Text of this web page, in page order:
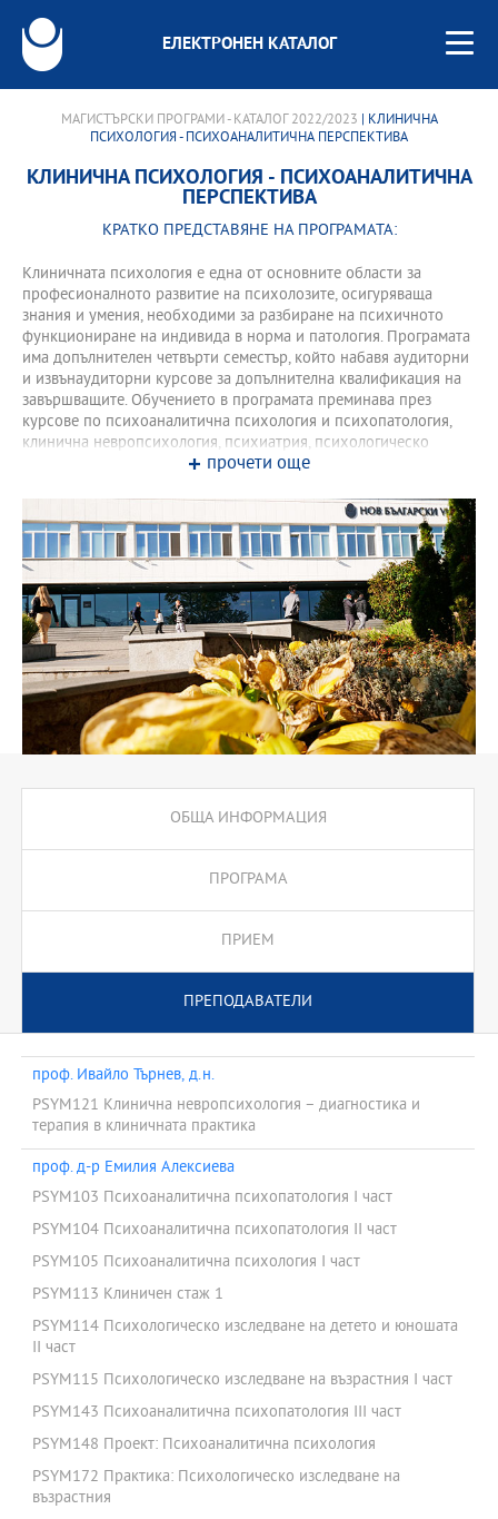
ЕЛЕКТРОНЕН КАТАЛОГ
МАГИСТЪРСКИ ПРОГРАМИ - КАТАЛОГ 2022/2023 | КЛИНИЧНА
ПСИХОЛОГИЯ - ПСИХОАНАЛИТИЧНА ПЕРСПЕКТИВА
КЛИНИЧНА ПСИХОЛОГИЯ - ПСИХОАНАЛИТИЧНА
ПЕРСПЕКТИВА
КРАТКО ПРЕДСТАВЯНЕ НА ПРОГРАМАТА:
Клиничната психология е една от основните области за
професионалното развитие на психолозите, осигуряваща
знания и умения, необходими за разбиране на психичното
функциониране на индивида в норма и патология. Програмата
има допълнителен четвърти семестър, който набавя аудиторни
и извънаудиторни курсове за допълнителна квалификация на
завършващите. Обучението в програмата преминава през
курсове по психоаналитична психология и психопатология,
клинична невропсихология, психиатрия, психологическо
изследване на възрастния, детето и юношата, психотерапия.
относно записването на курсове. Извънаудиторните учебни
форми включват самостоятелни работи, семинари, емпирични
изследвания и стажове, които се провеждат през целия курс на
обучението.
прочети още
ОБЩА ИНФОРМАЦИЯ
ПРОГРАМА
ПРИЕМ
ПРЕПОДАВАТЕЛИ
проф. Ивайло Търнев, д.н.
PSYM121 Клинична невропсихология – диагностика и
терапия в клиничната практика
проф. д-р Емилия Алексиева
PSYM103 Психоаналитична психопатология I част
PSYM104 Психоаналитична психопатология ІІ част
PSYM105 Психоаналитична психология I част
PSYM113 Клиничен стаж 1
PSYM114 Психологическо изследване на детето и юношата
ІІ част
PSYM115 Психологическо изследване на възрастния I част
PSYM143 Психоаналитична психопатология ІІІ част
PSYM148 Проект: Психоаналитична психология
PSYM172 Практика: Психологическо изследване на
възрастния